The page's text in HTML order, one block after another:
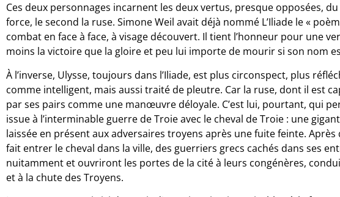
Ces deux personnages incarnent les deux vertus, presque opposées,
force, le second la ruse. Simone Weil avait déjà nommé L’Iliade le «
combat en face à face, à visage découvert. Il tient l’honneur pour une
moins la victoire que la gloire et peu lui importe de mourir si son nom
À l’inverse, Ulysse, toujours dans l’Iliade, est plus circonspect, plus
comme intelligent, mais aussi traité de pleutre. Car la ruse, dont il est
par ses pairs comme une manœuvre déloyale. C’est lui, pourtant, qui
issue à l’interminable guerre de Troie avec le cheval de Troie : une
laissée en présent aux adversaires troyens après une fuite feinte.
fait entrer le cheval dans la ville, des guerriers grecs cachés dans ses
nuitamment et ouvriront les portes de la cité à leurs congénères,
et à la chute des Troyens.